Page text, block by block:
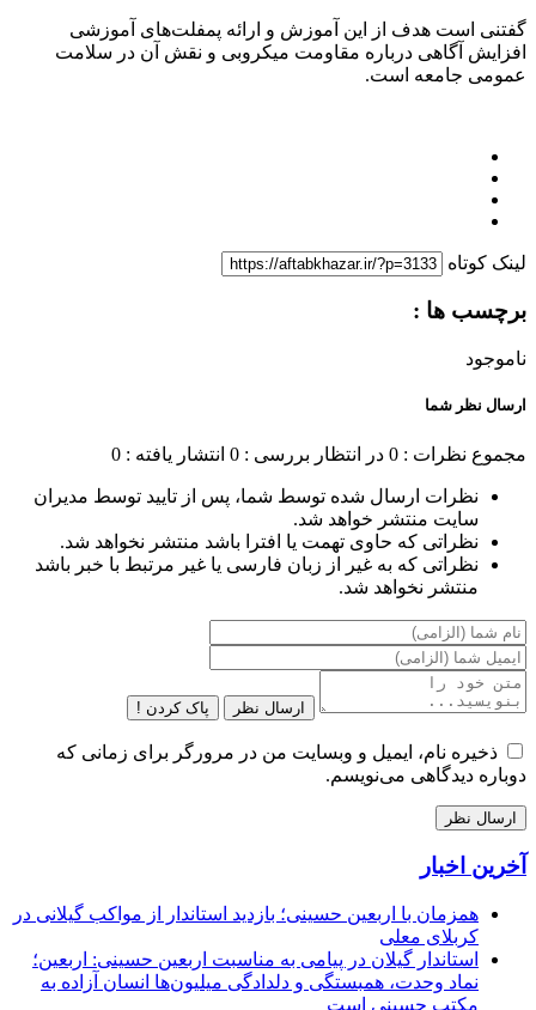
گفتنی است هدف از این آموزش و ارائه پمفلت‌های آموزشی
افزایش آگاهی درباره مقاومت میکروبی و نقش آن در سلامت
عمومی جامعه است.
لینک کوتاه
برچسب ها :
ناموجود
ارسال نظر شما
مجموع نظرات : 0 در انتظار بررسی : 0 انتشار یافته : 0
نظرات ارسال شده توسط شما، پس از تایید توسط مدیران
سایت منتشر خواهد شد.
نظراتی که حاوی تهمت یا افترا باشد منتشر نخواهد شد.
نظراتی که به غیر از زبان فارسی یا غیر مرتبط با خبر باشد
منتشر نخواهد شد.
ارسال نظر پاک کردن !
ذخیره نام، ایمیل و وبسایت من در مرورگر برای زمانی که
دوباره دیدگاهی می‌نویسم.
آخرین اخبار
همزمان با اربعین حسینی؛ بازدید استاندار از مواکب گیلانی در
کربلای معلی
استاندار گیلان در پیامی به مناسبت اربعین حسینی: اربعین؛
نماد وحدت، همبستگی و دلدادگی میلیون‌ها انسان آزاده به
مکتب حسینی است